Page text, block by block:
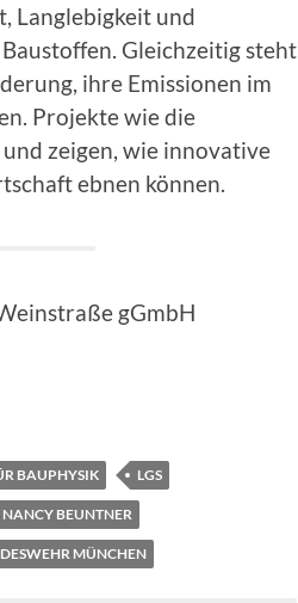
Langlebigkeit und
Gleichzeitig steht
ihre Emissionen im
Projekte wie die
zeigen, wie innovative
ebnen können.
gGmbH
BAUPHYSIK LGS
NANCY BEUNTNER
MÜNCHEN